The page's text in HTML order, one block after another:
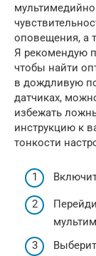
оповещения, а
Я рекомендую
чтобы найти
в дождливую
датчиках,
избежать
инструкцию к
тонкости